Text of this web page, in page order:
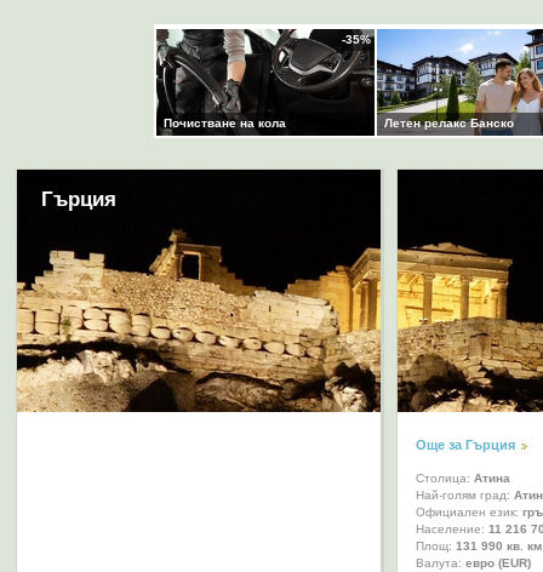
Гърция
Още за Гърция
Столица: Атина
Най-голям град:
Официален език:
Население: 11 216
Площ: 131 990 кв. км
Валута: евро (EUR)